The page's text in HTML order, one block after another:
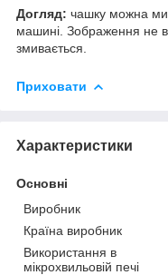
Догляд: чашку можна
машині. Зображення не
змивається.
Приховати
Характеристики
Основні
Виробник
Країна виробник
Використання в
мікрохвильовій печі